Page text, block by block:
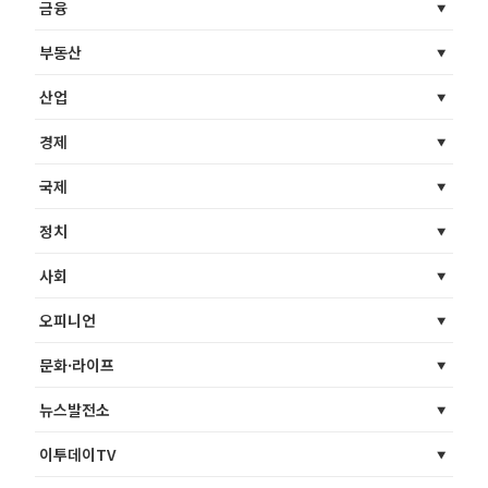
금융
부동산
산업
경제
국제
정치
사회
오피니언
문화·라이프
뉴스발전소
이투데이TV